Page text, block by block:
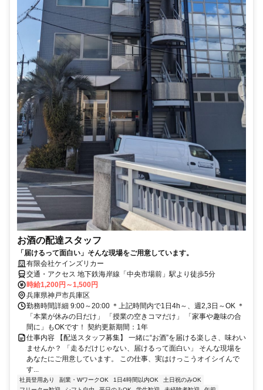
お酒の配達スタッフ
「届けるって面白い」そんな現場をご用意しています。
有限会社ケインズリカー
交通・アクセス 地下鉄海岸線「中央市場前」駅より徒歩5分
時給1,200円～1,500円
兵庫県神戸市兵庫区
勤務時間詳細 9:00～20:00 ＊上記時間内で1日4h～、週2,3日～OK ＊
「本業が休みの日だけ」 「授業の空きコマだけ」 「家事や趣味の合
間に」もOKです！ 契約更新期間：1年
仕事内容 【配送スタッフ募集】 一緒に“お酒”を届ける楽しさ、味わい
ませんか？ 「走るだけじゃない、届けるって面白い」 そんな現場を
あなたにご用意しています。 この仕事、実はけっこうオイシイんで
す...
社員登用あり 副業・WワークOK 1日4時間以内OK
土日祝のみOK